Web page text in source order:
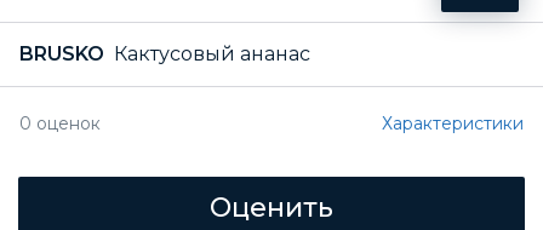
BRUSKO Кактусовый ананас
0 оценок Характеристики